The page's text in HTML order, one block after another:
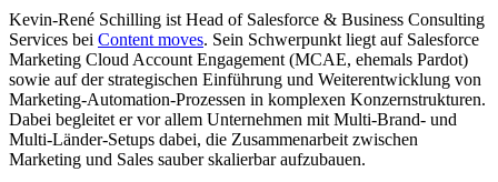
Kevin-René Schilling ist Head of Salesforce & Business Consulting
Services bei Content moves. Sein Schwerpunkt liegt auf Salesforce
Marketing Cloud Account Engagement (MCAE, ehemals Pardot)
sowie auf der strategischen Einführung und Weiterentwicklung von
Marketing-Automation-Prozessen in komplexen Konzernstrukturen.
Dabei begleitet er vor allem Unternehmen mit Multi-Brand- und
Multi-Länder-Setups dabei, die Zusammenarbeit zwischen
Marketing und Sales sauber skalierbar aufzubauen.